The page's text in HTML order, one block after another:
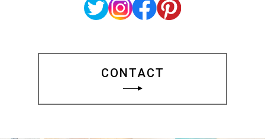
CONTACT